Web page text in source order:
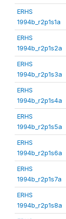
ERHS
1994b_r2p1s1a
ERHS
1994b_r2p1s2a
ERHS
1994b_r2p1s3a
ERHS
1994b_r2p1s4a
ERHS
1994b_r2p1s5a
ERHS
1994b_r2p1s6a
ERHS
1994b_r2p1s7a
ERHS
1994b_r2p1s8a